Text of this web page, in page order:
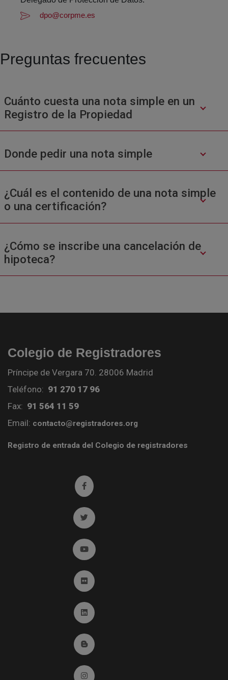
dpo@corpme.es
Preguntas frecuentes
Cuánto cuesta una nota simple en un
Registro de la Propiedad
Donde pedir una nota simple
¿Cuál es el contenido de una nota simple
o una certificación?
¿Cómo se inscribe una cancelación de
hipoteca?
Colegio de Registradores
Príncipe de Vergara 70. 28006 Madrid
Teléfono: 91 270 17 96
Fax: 91 564 11 59
Email: contacto@registradores.org
Registro de entrada del Colegio de registradores
Ir a facebook (abre en ventana nueva)
Ir a twitter (abre en ventana nueva)
Ir a YouTube (abre en ventana nueva)
Ir a Flickr (abre en ventana nueva)
Ir a Linkedin (abre en ventana nueva)
Ir al Blog (abre en ventana nueva)
Ir a Instagram (abre en ventana nueva)